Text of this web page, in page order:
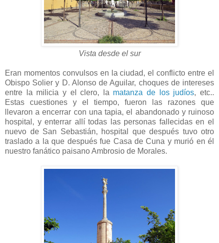
Vista desde el sur
Eran momentos convulsos en la ciudad, el conflicto entre el
Obispo Solier y D. Alonso de Aguilar, choques de intereses
entre la milicia y el clero, la matanza de los judíos, etc..
Estas cuestiones y el tiempo, fueron las razones que
llevaron a encerrar con una tapia, el abandonado y ruinoso
hospital, y enterrar allí todas las personas fallecidas en el
nuevo de San Sebastián, hospital que después tuvo otro
traslado a la que después fue Casa de Cuna y murió en él
nuestro fanático paisano Ambrosio de Morales.